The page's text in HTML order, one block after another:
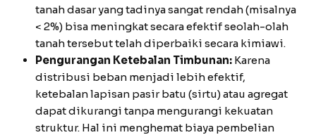
tanah dasar yang tadinya sangat rendah (misalnya
< 2%) bisa meningkat secara efektif seolah-olah
tanah tersebut telah diperbaiki secara kimiawi.
Pengurangan Ketebalan Timbunan: Karena
distribusi beban menjadi lebih efektif,
ketebalan lapisan pasir batu (sirtu) atau agregat
dapat dikurangi tanpa mengurangi kekuatan
struktur. Hal ini menghemat biaya pembelian